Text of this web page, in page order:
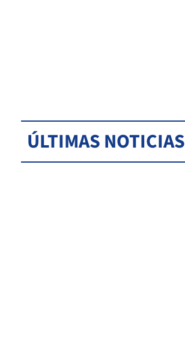
ÚLTIMAS NOTICIAS